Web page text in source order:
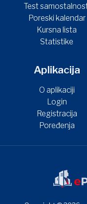
Test
Poreski kalendar
Kursna lista
Statistike
Aplikacija
O aplikaciji
Login
Registracija
Poređenja